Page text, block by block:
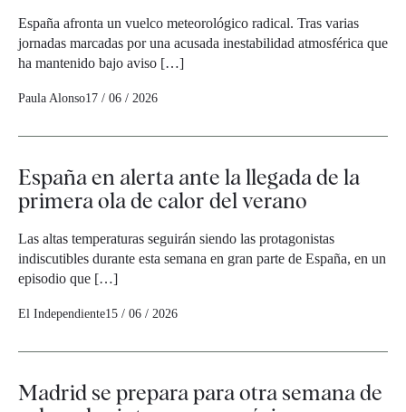
España afronta un vuelco meteorológico radical. Tras varias
jornadas marcadas por una acusada inestabilidad atmosférica que
ha mantenido bajo aviso […]
Paula Alonso17 / 06 / 2026
España en alerta ante la llegada de la
primera ola de calor del verano
Las altas temperaturas seguirán siendo las protagonistas
indiscutibles durante esta semana en gran parte de España, en un
episodio que […]
El Independiente15 / 06 / 2026
Madrid se prepara para otra semana de